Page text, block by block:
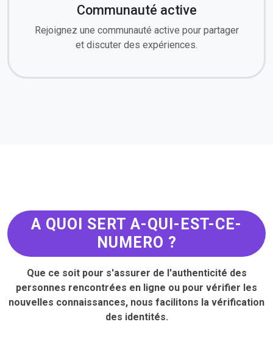
Communauté active
Rejoignez une communauté active pour partager
et discuter des expériences.
A QUOI SERT A-QUI-EST-CE-
NUMERO ?
Que ce soit pour s'assurer de l'authenticité des
personnes rencontrées en ligne ou pour vérifier les
nouvelles connaissances, nous facilitons la vérification
des identités.